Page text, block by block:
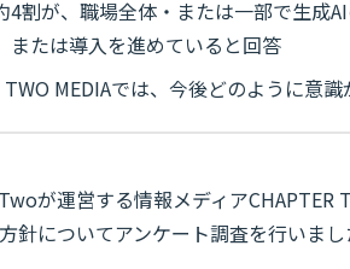
4割が、職場全体・または一部で生成
または導入を進めていると回答
TWO MEDIAでは、今後どのように意
が運営する情報メディアCHAPTER
針についてアンケート調査を行いまし